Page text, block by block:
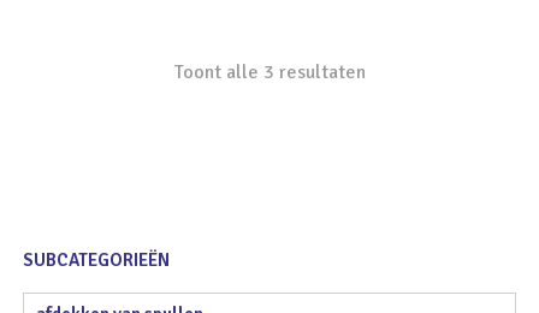
Toont alle 3 resultaten
SUBCATEGORIEËN